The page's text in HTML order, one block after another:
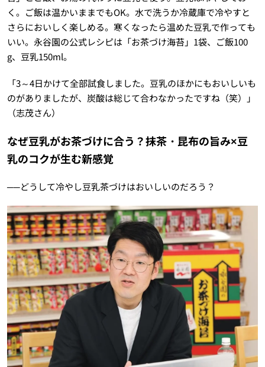
く。ご飯は温かいままでもOK。水で洗うか冷蔵庫で冷やすと
さらにおいしく楽しめる。寒くなったら温めた豆乳で作っても
いい。永谷園の公式レシピは「お茶づけ海苔」1袋、ご飯100
g、豆乳150ml。
「3～4日かけて全部試食しました。豆乳のほかにもおいしいも
のがありましたが、炭酸は総じて合わなかったですね（笑）」
（志茂さん）
なぜ豆乳がお茶づけに合う？抹茶・昆布の旨み×豆
乳のコクが生む新感覚
──どうして冷やし豆乳茶づけはおいしいのだろう？